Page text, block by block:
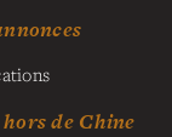
de Chine